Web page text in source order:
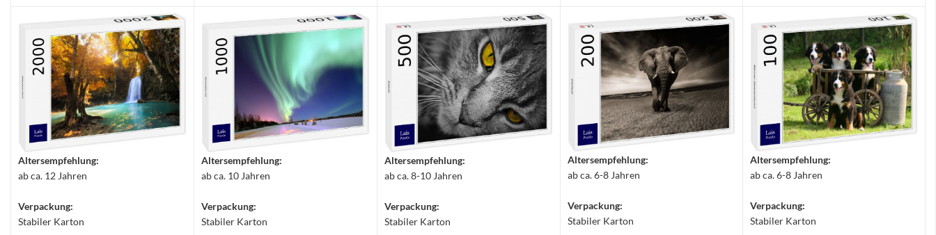
Altersempfehlung:
ab ca. 12 Jahren
Verpackung:
Stabiler Karton
Altersempfehlung:
ab ca. 10 Jahren
Verpackung:
Stabiler Karton
Altersempfehlung:
ab ca. 8-10 Jahren
Verpackung:
Stabiler Karton
Altersempfehlung:
ab ca. 6-8 Jahren
Verpackung:
Stabiler Karton
Altersempfehlung:
ab ca. 6-8 Jahren
Verpackung:
Stabiler Karton